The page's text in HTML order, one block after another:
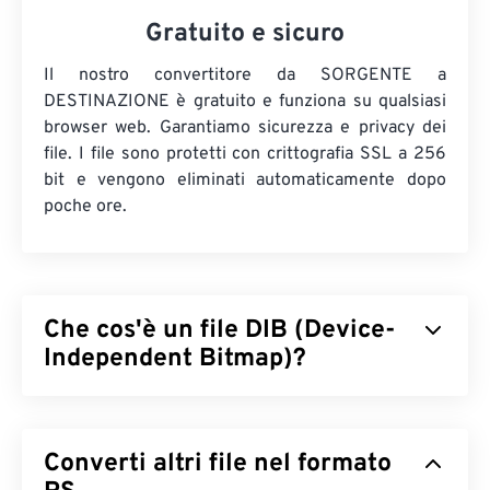
Gratuito e sicuro
Il nostro convertitore da SORGENTE a
DESTINAZIONE è gratuito e funziona su qualsiasi
browser web. Garantiamo sicurezza e privacy dei
file. I file sono protetti con crittografia SSL a 256
bit e vengono eliminati automaticamente dopo
poche ore.
Che cos'è un file DIB (Device-
Independent Bitmap)?
correttamente su qualsiasi dispositivo. Il DIB
Converti altri file nel formato